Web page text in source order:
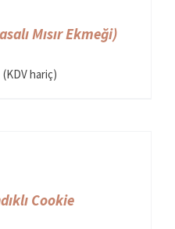
Mısır Ekmeği)
(KDV hariç)
Cookie